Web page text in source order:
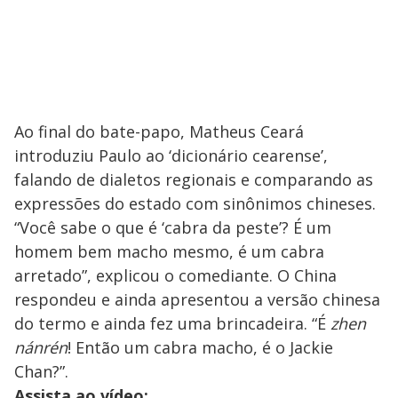
Ao final do bate-papo, Matheus Ceará
introduziu Paulo ao ‘dicionário cearense’,
falando de dialetos regionais e comparando as
expressões do estado com sinônimos chineses.
“Você sabe o que é ‘cabra da peste’? É um
homem bem macho mesmo, é um cabra
arretado”, explicou o comediante. O China
respondeu e ainda apresentou a versão chinesa
do termo e ainda fez uma brincadeira. “É zhen
nánrén! Então um cabra macho, é o Jackie
Chan?”.